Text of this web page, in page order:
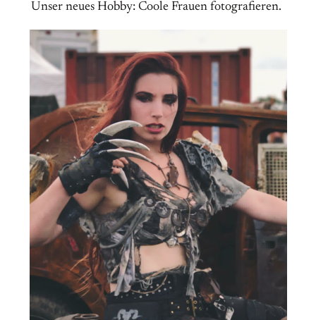
Unser neues Hobby: Coole Frauen fotografieren.